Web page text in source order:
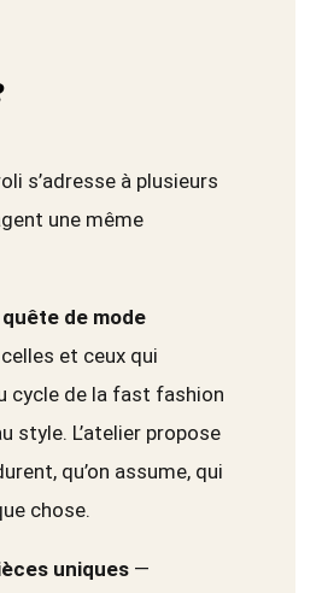
s’adresse à plusieurs
une même
de mode
et ceux qui
cycle de la fast fashion
style. L’atelier propose
qu’on assume, qui
chose.
uniques—